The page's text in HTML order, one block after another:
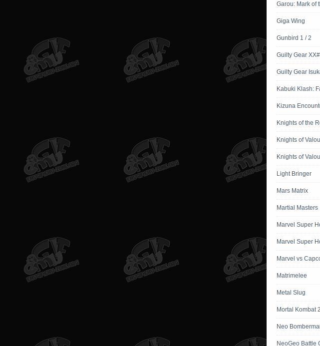
Garou: Mark of
Giga Wing
Gunbird 1 / 2
Guilty Gear
Guilty Gear
Kabuki Klash:
Kizuna
Knights of the
Knights of
Knights of
Light Bringer
Mars Matrix
Martial Masters
Marvel Super
Marvel Super
Marvel vs
Matrimelee
Metal Slug
Mortal Kombat 2
Neo
NeoGeo Battle